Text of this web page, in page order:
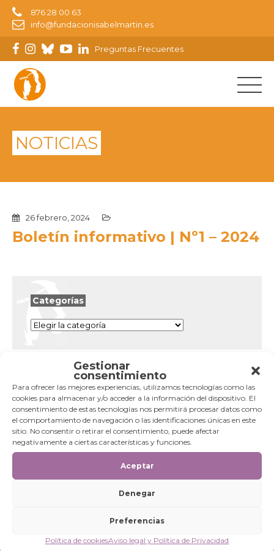
Gestionar
consentimiento
Para ofrecer las mejores experiencias, utilizamos tecnologías como las
cookies para almacenar y/o acceder a la información del dispositivo. El
consentimiento de estas tecnologías nos permitirá procesar datos como
el comportamiento de navegación o las identificaciones únicas en este
sitio. No consentir o retirar el consentimiento, puede afectar
negativamente a ciertas características y funciones.
Aceptar
Denegar
Preferencias
Política de cookiesAviso legal y Política de Privacidad
876 28 00 63
info@fundacionisabelmartin.es
Preguntas Frecuentes
NOTICIAS
26 febrero, 2024
Boletín informativo | Nº1 – 2024
Categorías
Categorías